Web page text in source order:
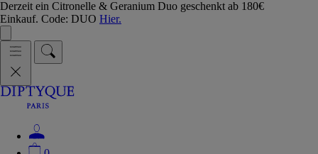
Derzeit ein Citronelle & Geranium Duo geschenkt ab 180€
Einkauf. Code: DUO Hier.